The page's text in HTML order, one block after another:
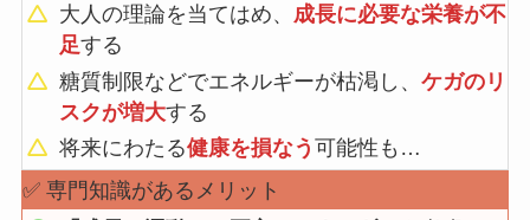
大人の理論を当てはめ、 成長に必要な栄養が不
足する
糖質制限などでエネルギーが枯渇し、ケガのリ
スクが増大する
将来にわたる健康を損なう可能性も…
✅ 専門知識があるメリット